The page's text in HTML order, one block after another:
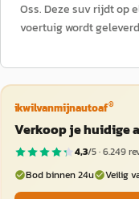
Oss. Deze suv rijdt op
voertuig wordt
ikwilvanmijnautoaf®
Verkoop je huidige
4,3/5 ·6.249
Bod binnen 24u
Veilig